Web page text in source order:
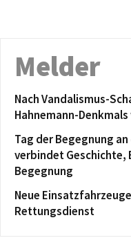
Melder
Nach Vandalismus-
Hahnemann-
Tag der Begegnung
verbindet Geschichte,
Begegnung
Neue
Rettungsdienst